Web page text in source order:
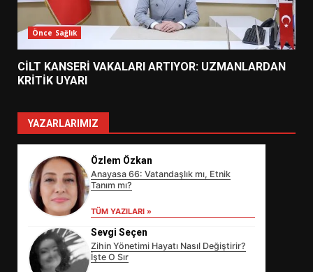
Önce Sağlık
CİLT KANSERİ VAKALARI ARTIYOR: UZMANLARDAN
KRİTİK UYARI
YAZARLARIMIZ
Özlem Özkan
Anayasa 66: Vatandaşlık mı, Etnik
Tanım mı?
TÜM YAZILARI »
Sevgi Seçen
Zihin Yönetimi Hayatı Nasıl Değiştirir?
İşte O Sır
EİB’DE KRİTİK ATAMA: